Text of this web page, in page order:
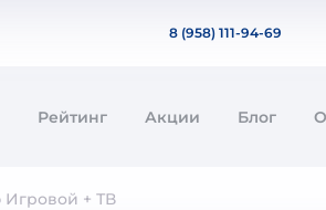
8 (958) 111-94-69
Рейтинг Акции Блог
Игровой + ТВ